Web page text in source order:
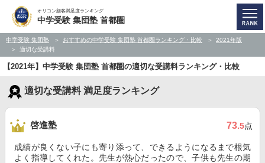
オリコン顧客満足度ランキング
中学受験 集団塾 首都圏
中学受験 集団塾 おすすめの中学受験 集団塾 首都圏ランキング・比較
2021年版
適切な受講料
【2021年】中学受験 集団塾 首都圏の適切な受講料ランキング・比較
適切な受講料 満足度ランキング
啓進塾 73.5点
成績が良くない子にも寄り添って、できるようになるまで根気
よく指導してくれた。先生が熱心だったので、子供も先生の期